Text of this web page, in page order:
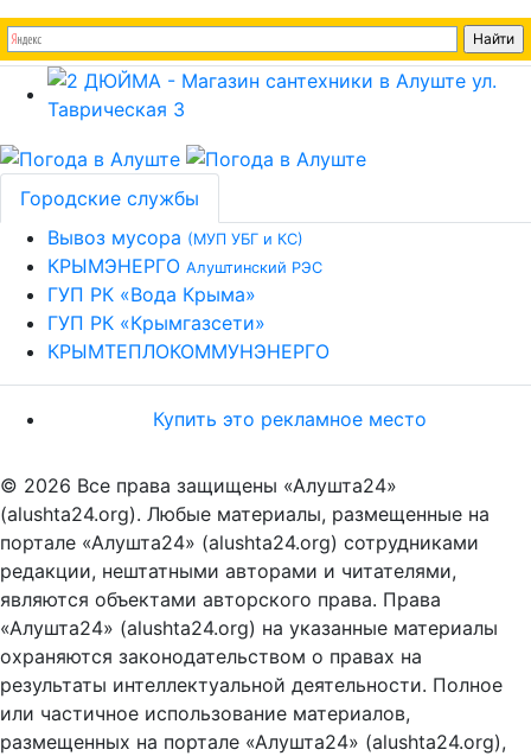
Городские службы
Вывоз мусора (МУП УБГ и КС)
КРЫМЭНЕРГО Алуштинский РЭС
ГУП РК «Вода Крыма»
ГУП РК «Крымгазсети»
КРЫМТЕПЛОКОММУНЭНЕРГО
Купить это рекламное место
© 2026 Все права защищены «Алушта24»
(alushta24.org). Любые материалы, размещенные на
портале «Алушта24» (alushta24.org) сотрудниками
редакции, нештатными авторами и читателями,
являются объектами авторского права. Права
«Алушта24» (alushta24.org) на указанные материалы
охраняются законодательством о правах на
результаты интеллектуальной деятельности. Полное
или частичное использование материалов,
размещенных на портале «Алушта24» (alushta24.org),